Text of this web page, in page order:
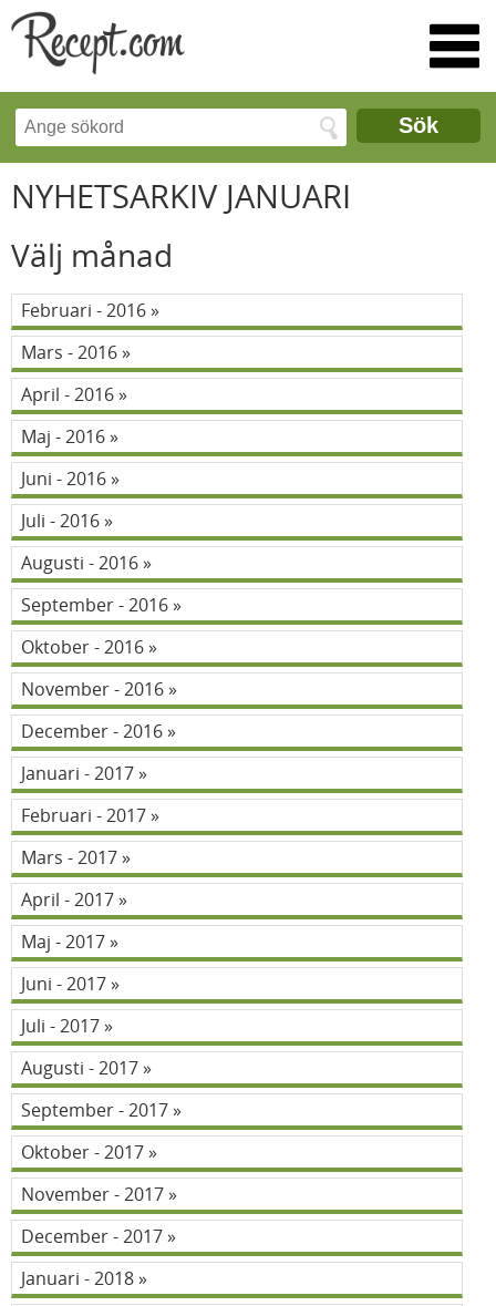
Sök
NYHETSARKIV JANUARI
Välj månad
Februari - 2016
Mars - 2016
April - 2016
Maj - 2016
Juni - 2016
Juli - 2016
Augusti - 2016
September - 2016
Oktober - 2016
November - 2016
December - 2016
Januari - 2017
Februari - 2017
Mars - 2017
April - 2017
Maj - 2017
Juni - 2017
Juli - 2017
Augusti - 2017
September - 2017
Oktober - 2017
November - 2017
December - 2017
Januari - 2018